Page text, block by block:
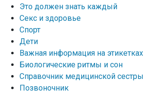
Это должен знать каждый
Секс и здоровье
Спорт
Дети
Важная информация на этикетках
Биологические ритмы и сон
Справочник медицинской сестры
Позвоночник